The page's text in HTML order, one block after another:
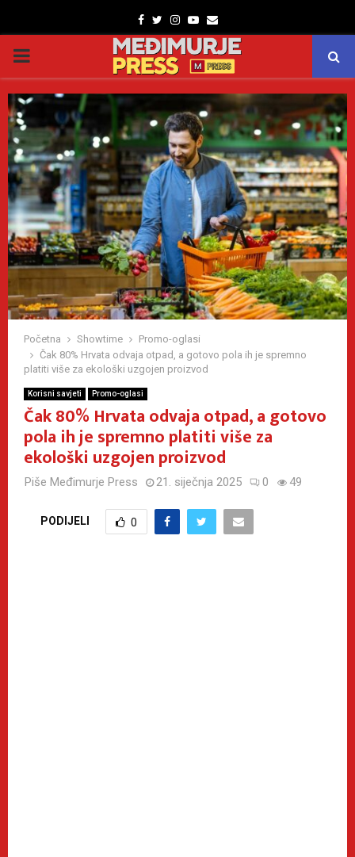
Facebook
TwitterInstagram
Youtube
Email
PRIMARY
MENU
Početna Showtime
Promo-oglasi
Čak 80% Hrvata odvaja otpad, a gotovo pola ih je spremno
platiti više za ekološki uzgojen proizvod
Korisni savjeti Promo-oglasi
Čak 80% Hrvata odvaja otpad, a gotovo
pola ih je spremno platiti više za
ekološki uzgojen proizvod
Piše Međimurje Press 21. siječnja 2025 0 49
PODIJELI 0